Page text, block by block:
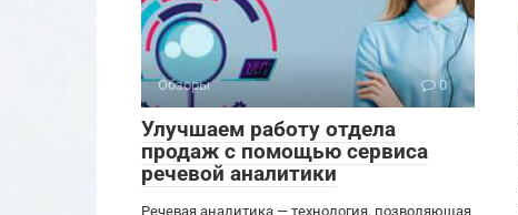
Обзоры 0
Улучшаем работу отдела
продаж с помощью сервиса
речевой аналитики
Речевая аналитика — технология, позволяющая